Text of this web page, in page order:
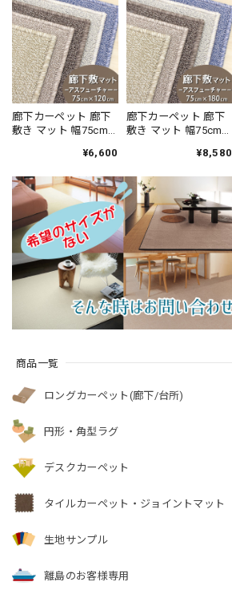
商品一覧
ロングカーペット(廊下/台所)
円形・角型ラグ
デスクカーペット
タイルカーペット・ジョイントマット
生地サンプル
離島のお客様専用
廊下カーペット 廊下
敷き マット 幅75cm×
全の「SEK 抗ウイル
加工」雰囲気のある
杢調 無地 ループタイ
プ 全5色 防炎ラベル
付『アスフューチャ
ー/FUT』
¥6,600
廊下カーペット 廊下
敷き マット 幅75cm×
全の「SEK 抗ウイル
加工」雰囲気のある
杢調 無地 ループタイ
プ 全5色 防炎ラベル
付『アスフューチャ
ー/FUT』
¥8,580